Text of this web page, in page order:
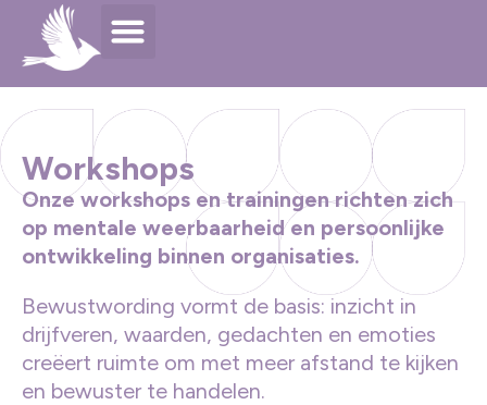
Workshops
Onze workshops en trainingen richten zich
op mentale weerbaarheid en persoonlijke
ontwikkeling binnen organisaties.
Bewustwording vormt de basis: inzicht in
drijfveren, waarden, gedachten en emoties
creëert ruimte om met meer afstand te kijken
en bewuster te handelen.